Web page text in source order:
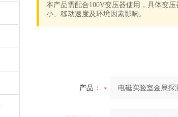
本产品需配合100V变压器使用，具体变
小、移动速度及环境因素影响。
产品：